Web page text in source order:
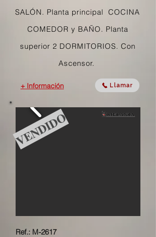
SALÓN. Planta principal COCINA
COMEDOR y BAÑO. Planta
superior 2 DORMITORIOS. Con
Ascensor.
+ Información Llamar
VENDIDO
Ref.: M-2617